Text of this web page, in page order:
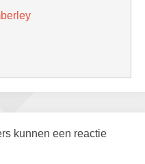
kunnen een reactie